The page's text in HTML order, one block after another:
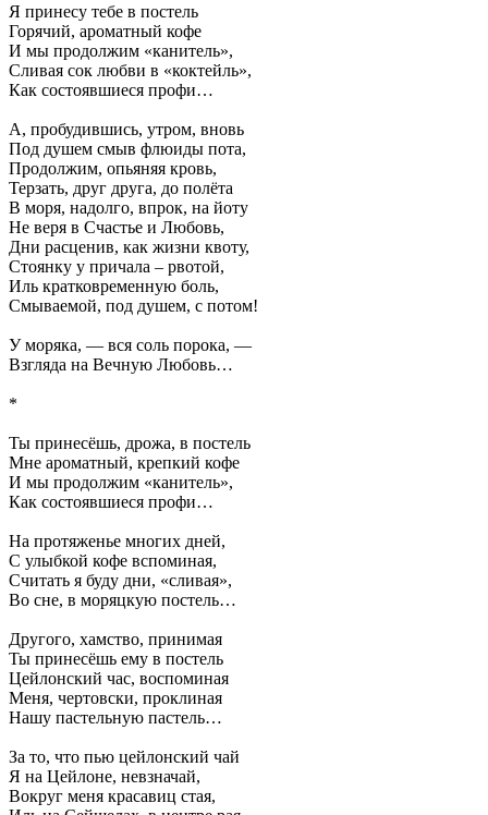
Я принесу тебе в постель
Горячий, ароматный кофе
И мы продолжим «канитель»,
Сливая сок любви в «коктейль»,
Как состоявшиеся профи…
А, пробудившись, утром, вновь
Под душем смыв флюиды пота,
Продолжим, опьяняя кровь,
Терзать, друг друга, до полёта
В моря, надолго, впрок, на йоту
Не веря в Счастье и Любовь,
Дни расценив, как жизни квоту,
Стоянку у причала – рвотой,
Иль кратковременную боль,
Смываемой, под душем, с потом!
У моряка, — вся соль порока, —
Взгляда на Вечную Любовь…
*
Ты принесёшь, дрожа, в постель
Мне ароматный, крепкий кофе
И мы продолжим «канитель»,
Как состоявшиеся профи…
На протяженье многих дней,
С улыбкой кофе вспоминая,
Считать я буду дни, «сливая»,
Во сне, в моряцкую постель…
Другого, хамство, принимая
Ты принесёшь ему в постель
Цейлонский час, воспоминая
Меня, чертовски, проклиная
Нашу пастельную пастель…
За то, что пью цейлонский чай
Я на Цейлоне, невзначай,
Вокруг меня красавиц стая,